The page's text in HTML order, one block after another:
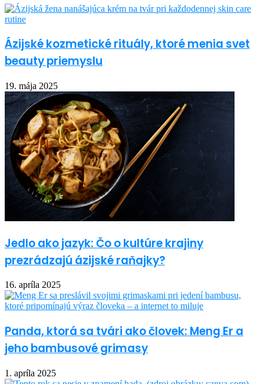
Ázijské kozmetické rituály, ktoré menia svet
beauty priemyslu
19. mája 2025
Jedlo ako jazyk: Čo o kultúre krajiny
prezrádzajú ázijské raňajky?
16. apríla 2025
Panda, ktorá sa tvári ako človek: Meng Er a
jeho bambusové grimasy
1. apríla 2025